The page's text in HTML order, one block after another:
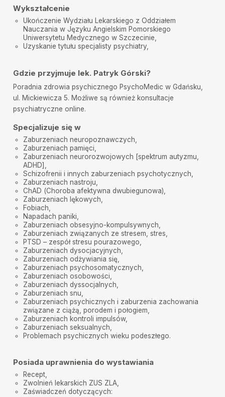
Anna Szymanowska
Martyna• 2025-10-29
super
Polecam Serdecznie
Magda B.• 2025-10-10
Nie ma lepszego lekarza niż Pan Doktor Patryk Górski.
Jest to najlepszy Psychiatra jakiego spotkałam. Pan
Doktor zawsze z uśmiechem wita pacjentów, ma duże
stresujące. Pan Doktor Patryk nigdy nie zostawił mnie
gdy potrzebowałam Jego pomocy. Wiem, że mogę na
Pana Doktora zawsze liczyć , że mnie nigdy nie
zawiedzie. Dzięki Panu Doktorowi moje życie się
zmienia, mogę pozytywnie patrzeć w przyszłość bo
Pan Doktor dobrał mi tak dobrze leki, że mogę
porozwalane puzzle mojego życia powoli układać w
jedną, dużą całość.
Joanna•2025-09-22
Chodzimy z nastolatką od 6m-cy do dr.Górskiego-
poprawa stanu zdrowia 180%.Super podejście,trafiane
leki,wyczerpujące informacje. Polecam
Rokaana•2025-09-17
Jak najbardziej na tak.Polecam.
Joanna•2025-09-12
Jako mama chorej córki chciałabym serdecznie
podziękować dr Patrykowi Górskiemu za
profesjonalne i pełne empatii podejście. Od samego
początku wizyty czułyśmy się zaopiekowane i
wysłuchane. Pan doktor potrafił stworzyć spokojną,
bezpieczną atmosferę, w której moja córka mogła się
otworzyć i poczuć zrozumiana. Udzielone nam
wskazówki były bardzo konkretne i pomocne, a
zaproponowany plan działania dodał nam otuchy i
podejściu do młodego pacjenta i jego rodziny.
ANNA•2025-09-09
Wykształcenie
Ukończenie Wydziału Lekarskiego z Oddziałem
Nauczania w Języku Angielskim Pomorskiego
Uniwersytetu Medycznego w Szczecinie,
Uzyskanie tytułu specjalisty psychiatry,
Gdzie przyjmuje lek. Patryk Górski?
Poradnia zdrowia psychicznego PsychoMedic w Gdańsku
ul. Mickiewicza 5. Możliwe są również konsultacje
psychiatryczne online.
Specjalizuje się w
Zaburzeniach neuropoznawczych,
Zaburzeniach pamięci
Zaburzeniach neurorozwojowych [spektrum autyzmu
ADHD],
Schizofrenii i innych zaburzeniach psychotycznych
Zaburzeniach nastroju
ChAD (Choroba afektywna dwubiegunowa)
Zaburzeniach lękowych
Fobiach
Napadach paniki
Zaburzeniach obsesyjno-kompulsywnych
Zaburzeniach związanych ze stresem ,stres
PTSD – zespół stresu pourazowego
Zaburzeniach dysocjacyjnych,
Zaburzeniach odżywiania się
Zaburzeniach psychosomatycznych,
Zaburzeniach osobowości
Zaburzeniach dyssocjalnych,
Zaburzeniach snu
Zaburzeniach psychicznych i zaburzenia zachowania
związane z ciążą, porodem i połogiem,
Zaburzeniach kontroli impulsów,
Zaburzeniach seksualnych,
Problemach psychicznych wieku podeszłego.
Posiada uprawnienia do wystawiania
Recept,
Zwolnień lekarskich ZUS ZLA,
Zaświadczeń dotyczących: